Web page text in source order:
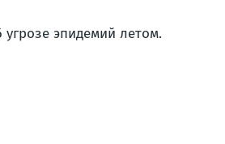
эпидемий летом.